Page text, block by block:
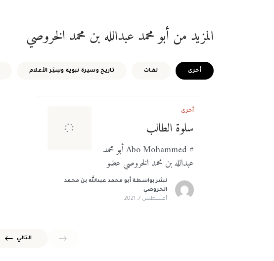
المزيد من أبو محمد عبدالله بن محمد الخروصي
أخرى لغات تاريخ وسيرة نبوية وسِيَر الأعلام
أخرى
سلوة الطالب
# Abo Mohammed أبو محمد
عبدالله بن محمد الخروصي عضو
منذ July 25, 2021
نشر بواسطة أبو محمد عبدالله بن محمد
الخروصي
أغسطس 7, 2021
التالي